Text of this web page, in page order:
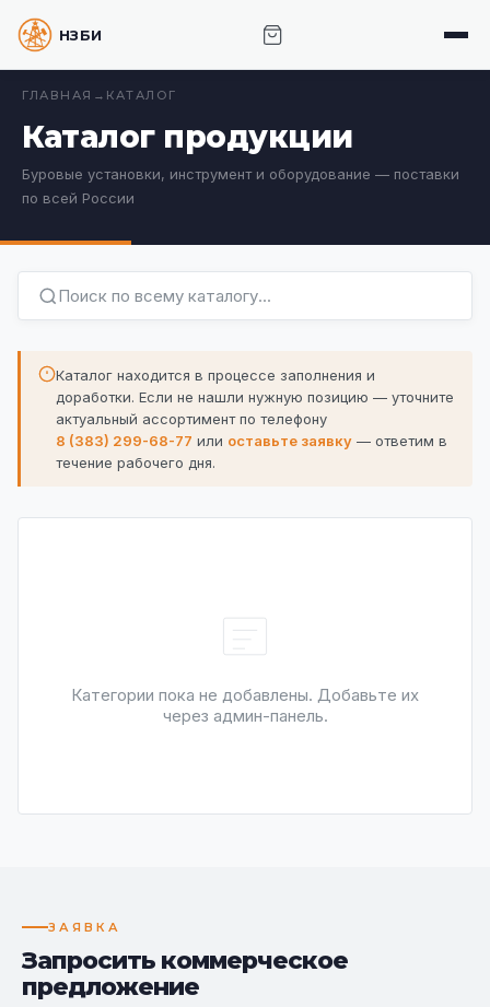
ГЛАВНАЯ → КАТАЛОГ
Каталог продукции
Буровые установки, инструмент и оборудование — поставки
по всей России
Каталог находится в процессе заполнения и
доработки. Если не нашли нужную позицию — уточните
актуальный ассортимент по телефону
8 (383) 299-68-77 или оставьте заявку — ответим в
течение рабочего дня.
Категории пока не добавлены. Добавьте их
через админ-панель.
ЗАЯВКА
Запросить коммерческое
предложение